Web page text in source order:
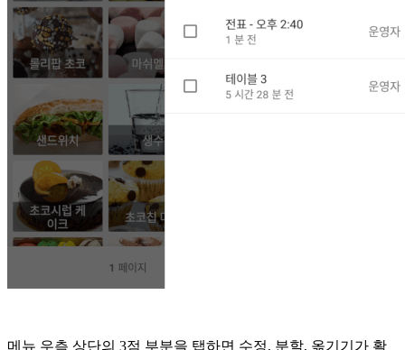
메뉴 우측 상단의 3점 부분을 탭하면 수정, 분할, 옮기기가 활